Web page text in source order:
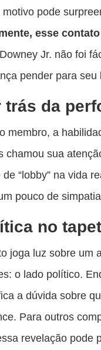
pode
esse
Jr. não foi
pender para seu
trás da
membro, a
chamou sua
de “lobby” na vida
pouco de
no
joga luz sobre um
o lado político.
a dúvida sobre
Para outros
revelação pode